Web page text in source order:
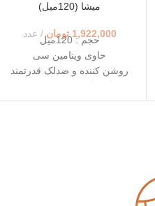
میشا (120میل)
1,922,000 تومان عدد
حجم : 120میل
حاوی ویتامین سی
روشن کننده و ضدلک قدرتمند